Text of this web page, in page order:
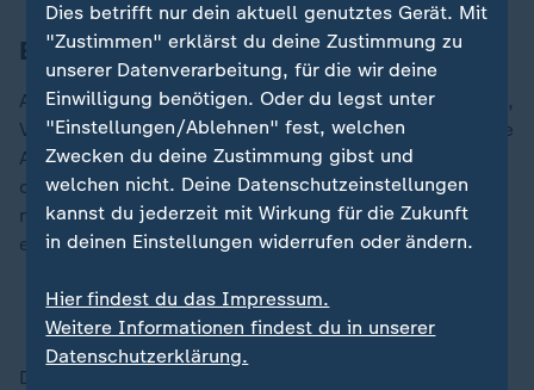
Europa muss schnell aufholen
Als Reaktion fordert die Chefin des Startup-Verbandes,
Verena Pausder, im Gespräch mit ZDFheute "die größte
Aufholjagd der Geschichte". "Generell bin ich total
optimistisch, dass, wenn wir es jetzt machen, wir es
noch hinkriegen können. Aber das 'Jetzt machen' ist
entscheidend", meint Pausder.
Das Geheimnis hinter dem Gründermut
Doch dass von Aufholjagd gerade keine Rede sein
Dies betrifft nur dein aktuell genutztes Gerät. Mit
"Zustimmen" erklärst du deine Zustimmung zu
unserer Datenverarbeitung, für die wir deine
Einwilligung benötigen. Oder du legst unter
"Einstellungen/Ablehnen" fest, welchen
Zwecken du deine Zustimmung gibst und
welchen nicht. Deine Datenschutzeinstellungen
kannst du jederzeit mit Wirkung für die Zukunft
in deinen Einstellungen widerrufen oder ändern.
Hier findest du das Impressum.
Weitere Informationen findest du in unserer
Datenschutzerklärung.